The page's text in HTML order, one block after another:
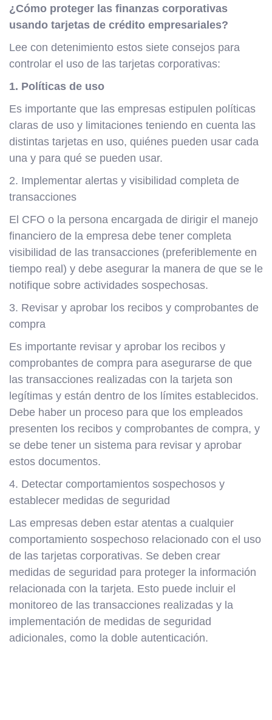
¿Cómo proteger las finanzas corporativas
usando tarjetas de crédito empresariales?
Lee con detenimiento estos siete consejos para
controlar el uso de las tarjetas corporativas:
1. Políticas de uso
Es importante que las empresas estipulen políticas
claras de uso y limitaciones teniendo en cuenta las
distintas tarjetas en uso, quiénes pueden usar cada
una y para qué se pueden usar.
2. Implementar alertas y visibilidad completa de
transacciones
El CFO o la persona encargada de dirigir el manejo
financiero de la empresa debe tener completa
visibilidad de las transacciones (preferiblemente en
tiempo real) y debe asegurar la manera de que se le
notifique sobre actividades sospechosas.
3. Revisar y aprobar los recibos y comprobantes de
compra
Es importante revisar y aprobar los recibos y
comprobantes de compra para asegurarse de que
las transacciones realizadas con la tarjeta son
legítimas y están dentro de los límites establecidos.
Debe haber un proceso para que los empleados
presenten los recibos y comprobantes de compra, y
se debe tener un sistema para revisar y aprobar
estos documentos.
4. Detectar comportamientos sospechosos y
establecer medidas de seguridad
Las empresas deben estar atentas a cualquier
comportamiento sospechoso relacionado con el uso
de las tarjetas corporativas. Se deben crear
medidas de seguridad para proteger la información
relacionada con la tarjeta. Esto puede incluir el
monitoreo de las transacciones realizadas y la
implementación de medidas de seguridad
adicionales, como la doble autenticación.